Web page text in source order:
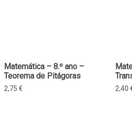
Matemática – 8.º ano –
Teorema de Pitágoras
2,75 € 2,40